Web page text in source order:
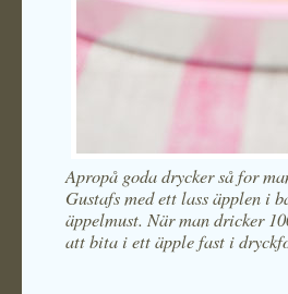
Apropå goda drycker så for
Gustafs med ett lass äpplen i
äppelmust. När man dricker
att bita i ett äpple fast i